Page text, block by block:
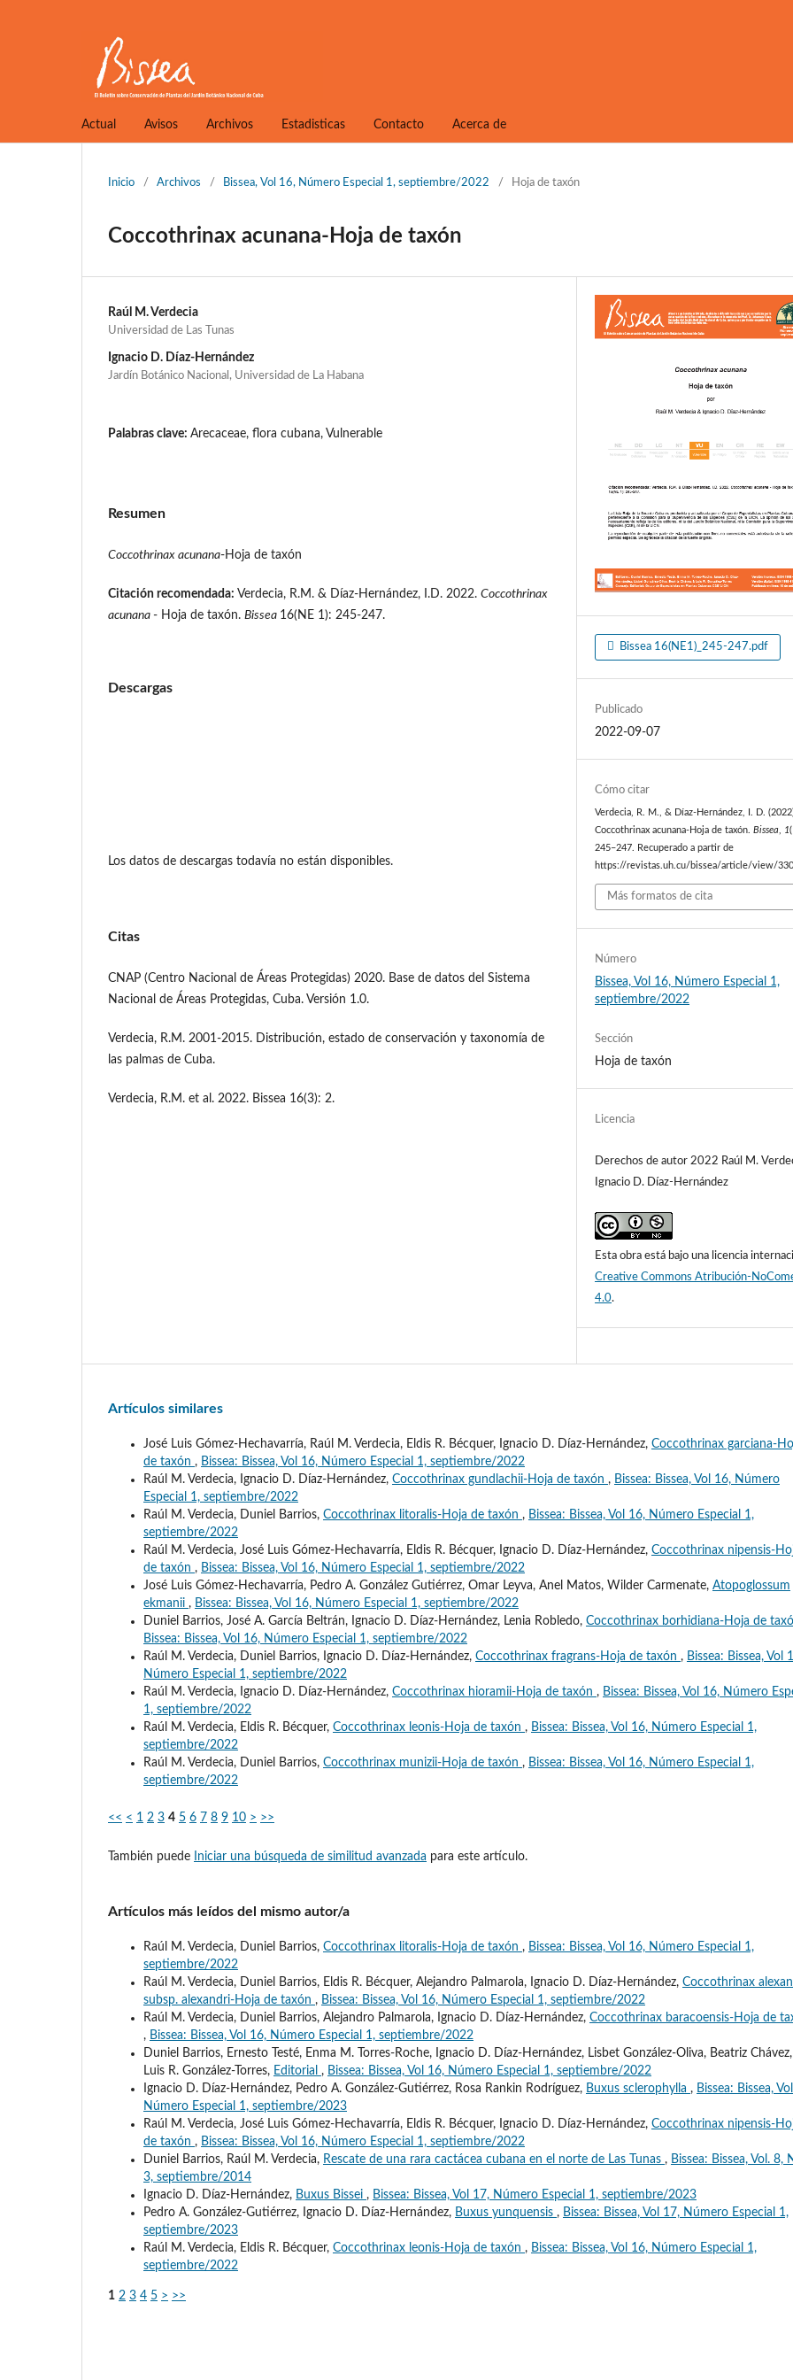
Actual Avisos Archivos Estadisticas Contacto Acerca de
Inicio / Archivos / Bissea, Vol 16, Número Especial 1, septiembre/2022 / Hoja de taxón
Coccothrinax acunana-Hoja de taxón
Raúl M. Verdecia
Universidad de Las Tunas
Ignacio D. Díaz-Hernández
Jardín Botánico Nacional, Universidad de La Habana
Palabras clave: Arecaceae, flora cubana, Vulnerable
Resumen
Coccothrinax acunana-Hoja de taxón
Citación recomendada: Verdecia, R.M. & Díaz-Hernández, I.D. 2022. Coccothrinax
acunana - Hoja de taxón. Bissea 16(NE 1): 245-247.
Descargas
Los datos de descargas todavía no están disponibles.
Citas
CNAP (Centro Nacional de Áreas Protegidas) 2020. Base de datos del Sistema
Nacional de Áreas Protegidas, Cuba. Versión 1.0.
Verdecia, R.M. 2001-2015. Distribución, estado de conservación y taxonomía de
las palmas de Cuba.
Verdecia, R.M. et al. 2022. Bissea 16(3): 2.
Bissea 16(NE1)_245-247.pdf
Publicado
2022-09-07
Cómo citar
Verdecia, R. M., & Díaz-Hernández, I. D.
Coccothrinax acunana-Hoja de taxón.Bissea 1
245–247. Recuperado a partir de
https://revistas.uh.cu/bissea/article/view/
Más formatos de cita
Número
Bissea, Vol 16, Número Especial 1,
septiembre/2022
Sección
Hoja de taxón
Licencia
Derechos de autor 2022 Raúl M.
Ignacio D. Díaz-Hernández
Esta obra está bajo una licencia
Creative Commons Atribución-
4.0.
Artículos similares
José Luis Gómez-Hechavarría, Raúl M. Verdecia, Eldis R. Bécquer, Ignacio D. Díaz-Hernández, Coccothrinax garciana-
de taxón , Bissea: Bissea, Vol 16, Número Especial 1, septiembre/2022
Raúl M. Verdecia, Ignacio D. Díaz-Hernández, Coccothrinax gundlachii-Hoja de taxón , Bissea: Bissea, Vol 16, Número
Especial 1, septiembre/2022
Raúl M. Verdecia, Duniel Barrios, Coccothrinax litoralis-Hoja de taxón , Bissea: Bissea, Vol 16, Número Especial 1,
septiembre/2022
Raúl M. Verdecia, José Luis Gómez-Hechavarría, Eldis R. Bécquer, Ignacio D. Díaz-Hernández, Coccothrinax nipensis-
de taxón , Bissea: Bissea, Vol 16, Número Especial 1, septiembre/2022
José Luis Gómez-Hechavarría, Pedro A. González Gutiérrez, Omar Leyva, Anel Matos, Wilder Carmenate, Atopoglossum
ekmanii , Bissea: Bissea, Vol 16, Número Especial 1, septiembre/2022
Duniel Barrios, José A. García Beltrán, Ignacio D. Díaz-Hernández, Lenia Robledo, Coccothrinax borhidiana-Hoja de
Bissea: Bissea, Vol 16, Número Especial 1, septiembre/2022
Raúl M. Verdecia, Duniel Barrios, Ignacio D. Díaz-Hernández, Coccothrinax fragrans-Hoja de taxón , Bissea: Bissea, Vol
Número Especial 1, septiembre/2022
Raúl M. Verdecia, Ignacio D. Díaz-Hernández, Coccothrinax hioramii-Hoja de taxón , Bissea: Bissea, Vol 16, Número
1, septiembre/2022
Raúl M. Verdecia, Eldis R. Bécquer, Coccothrinax leonis-Hoja de taxón , Bissea: Bissea, Vol 16, Número Especial 1,
septiembre/2022
Raúl M. Verdecia, Duniel Barrios, Coccothrinax munizii-Hoja de taxón , Bissea: Bissea, Vol 16, Número Especial 1,
septiembre/2022
<< < 1 2 3 4 5 6 7 8 9 10 > >>
También puede Iniciar una búsqueda de similitud avanzada para este artículo.
Artículos más leídos del mismo autor/a
Raúl M. Verdecia, Duniel Barrios, Coccothrinax litoralis-Hoja de taxón , Bissea: Bissea, Vol 16, Número Especial 1,
septiembre/2022
Raúl M. Verdecia, Duniel Barrios, Eldis R. Bécquer, Alejandro Palmarola, Ignacio D. Díaz-Hernández, Coccothrinax
subsp. alexandri-Hoja de taxón , Bissea: Bissea, Vol 16, Número Especial 1, septiembre/2022
Raúl M. Verdecia, Duniel Barrios, Alejandro Palmarola, Ignacio D. Díaz-Hernández, Coccothrinax baracoensis-Hoja de
, Bissea: Bissea, Vol 16, Número Especial 1, septiembre/2022
Duniel Barrios, Ernesto Testé, Enma M. Torres-Roche, Ignacio D. Díaz-Hernández, Lisbet González-Oliva, Beatriz Chávez,
Luis R. González-Torres, Editorial , Bissea: Bissea, Vol 16, Número Especial 1, septiembre/2022
Ignacio D. Díaz-Hernández, Pedro A. González-Gutiérrez, Rosa Rankin Rodríguez, Buxus sclerophylla , Bissea: Bissea,
Número Especial 1, septiembre/2023
Raúl M. Verdecia, José Luis Gómez-Hechavarría, Eldis R. Bécquer, Ignacio D. Díaz-Hernández, Coccothrinax nipensis-
de taxón , Bissea: Bissea, Vol 16, Número Especial 1, septiembre/2022
Duniel Barrios, Raúl M. Verdecia, Rescate de una rara cactácea cubana en el norte de Las Tunas , Bissea: Bissea, Vol. 8,
3, septiembre/2014
Ignacio D. Díaz-Hernández, Buxus Bissei , Bissea: Bissea, Vol 17, Número Especial 1, septiembre/2023
Pedro A. González-Gutiérrez, Ignacio D. Díaz-Hernández, Buxus yunquensis , Bissea: Bissea, Vol 17, Número Especial 1,
septiembre/2023
Raúl M. Verdecia, Eldis R. Bécquer, Coccothrinax leonis-Hoja de taxón , Bissea: Bissea, Vol 16, Número Especial 1,
septiembre/2022
1 2 3 4 5 > >>